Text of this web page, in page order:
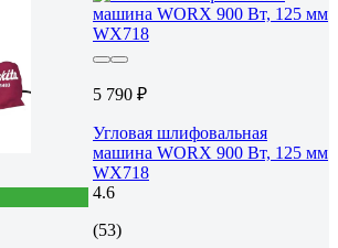
5 790 ₽
Угловая шлифовальная
машина WORX 900 Вт, 125 мм
WX718
4.6
(53)